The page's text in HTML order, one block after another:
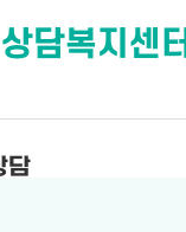
담복지센터
담